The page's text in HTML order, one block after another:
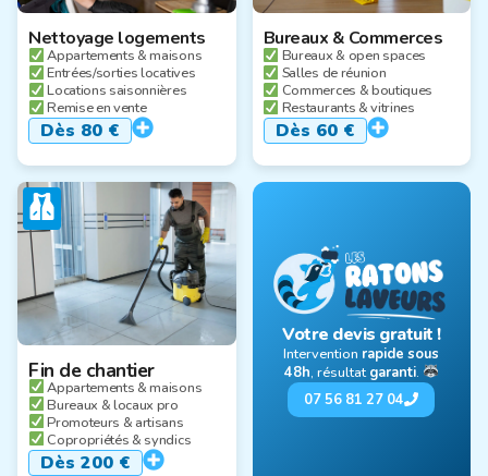
Nettoyage logements
Appartements & maisons
Entrées/sorties locatives
Locations saisonnières
Remise en vente
Dès 80 €
Bureaux & Commerces
Bureaux & open spaces
Salles de réunion
Commerces & boutiques
Restaurants & vitrines
Dès 60€
Fin de chantier
Appartements & maisons
Bureaux & locaux pro
Promoteurs & artisans
Copropriétés & syndics
Dès 200 €
Votre devis gratuit !
Intervention rapide sous
48h, résultatgaranti.
07 56 81 27 04